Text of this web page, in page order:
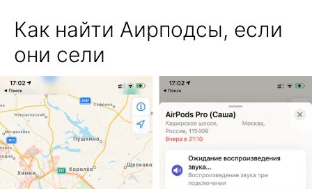
Как найти Аирподсы, если
они сели